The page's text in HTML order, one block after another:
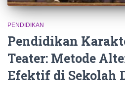
PENDIDIKAN
Pendidikan
Teater: Metode
Efektif di Sekolah